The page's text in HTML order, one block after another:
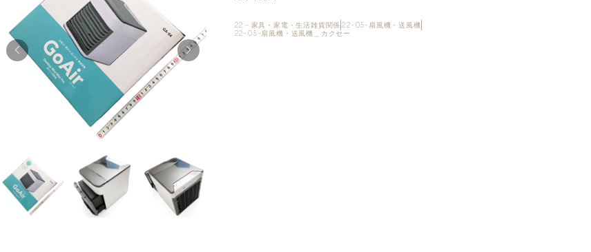
22 – 家具・家電・生活雑貨関係 22-05-扇風機・送風機
22-05-扇風機・送風機＿カクセー